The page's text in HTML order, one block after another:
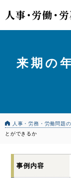
人事・労働・
来期の
人事・労務・労働問題
とができるか
事例内容